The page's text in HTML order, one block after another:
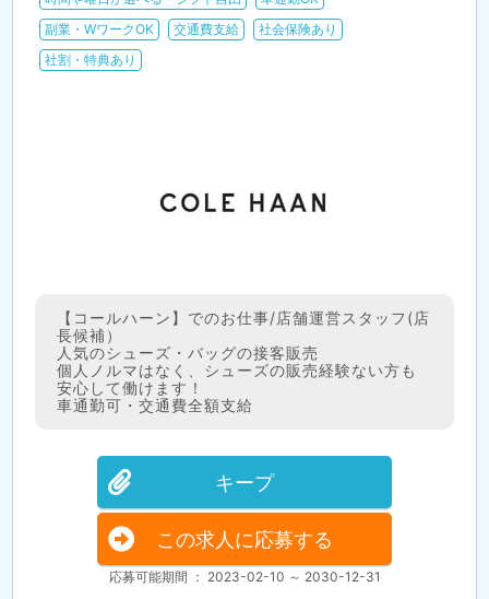
副業・WワークOK
交通費支給
社会保険あり
社割・特典あり
【コールハーン】でのお仕事/店舗運営スタッフ(店
長候補）
人気のシューズ・バッグの接客販売
個人ノルマはなく、シューズの販売経験ない方も
安心して働けます！
車通勤可・交通費全額支給
キープ
この求人に応募する
応募可能期間 ： 2023-02-10 ～ 2030-12-31